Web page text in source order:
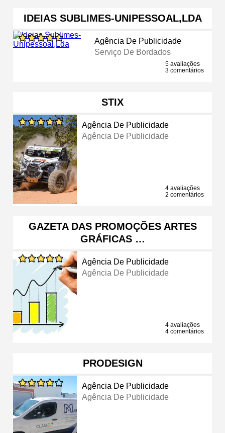
IDEIAS SUBLIMES-UNIPESSOAL,LDA
Agência De Publicidade
Serviço De Bordados
5 avaliações
3 comentários
STIX
Agência De Publicidade
Agência De Publicidade
4 avaliações
2 comentários
GAZETA DAS PROMOÇÕES ARTES
GRÁFICAS …
Agência De Publicidade
Agência De Publicidade
4 avaliações
4 comentários
PRODESIGN
Agência De Publicidade
Agência De Publicidade